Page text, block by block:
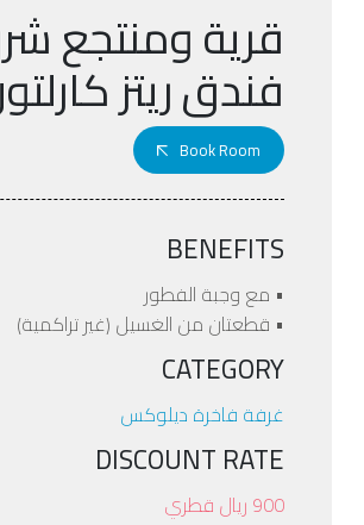
قرية ومنتجع
فندق ريتز
Book Room
BENEFITS
• مع وجبة الفطور
• قطعتان من الغسيل (غير تراكمية)
CATEGORY
غرفة فاخرة ديلوكس
DISCOUNT RATE
900 ريال قطري